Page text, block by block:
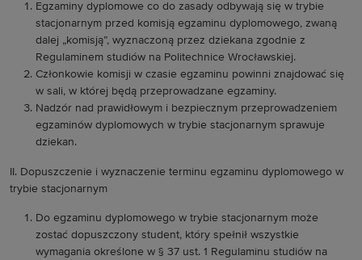
Egzaminy dyplomowe co do zasady odbywają się w trybie
stacjonarnym przed komisją egzaminu dyplomowego, zwaną
dalej „komisją”, wyznaczoną przez dziekana zgodnie z
Regulaminem studiów na Politechnice Wrocławskiej.
Członkowie komisji w czasie egzaminu powinni znajdować się
w sali, w której będą przeprowadzane egzaminy.
Nadzór nad prawidłowym i bezpiecznym przeprowadzeniem
egzaminów dyplomowych w trybie stacjonarnym sprawuje
dziekan.
II. Dopuszczenie i wyznaczenie terminu egzaminu dyplomowego w
trybie stacjonarnym
Do egzaminu dyplomowego w trybie stacjonarnym może
zostać dopuszczony student, który spełnił wszystkie
wymagania określone w § 37 ust. 1 Regulaminu studiów na